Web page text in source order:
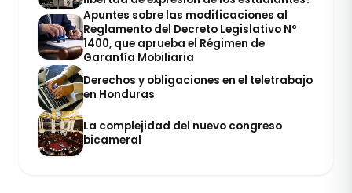
Apuntes sobre las modificaciones al
Reglamento del Decreto Legislativo Nº
1400, que aprueba el Régimen de
Garantía Mobiliaria
Derechos y obligaciones en el teletrabajo
en Honduras
La complejidad del nuevo congreso
bicameral